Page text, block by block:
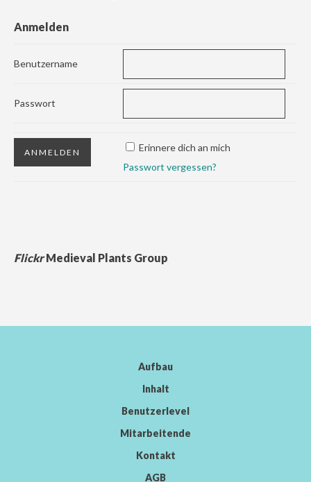
Anmelden
Benutzername
Passwort
Erinnere dich an mich
Passwort vergessen?
FlickrMedieval Plants Group
Aufbau
Inhalt
Benutzerlevel
Mitarbeitende
Kontakt
AGB